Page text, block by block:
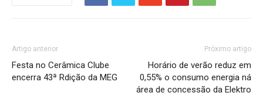
Artigo anterior
Festa no Cerâmica Clube
encerra 43ª Rdição da MEG
Próximo artigo
Horário de verão reduz em
0,55% o consumo energia ná
área de concessão da Elektro